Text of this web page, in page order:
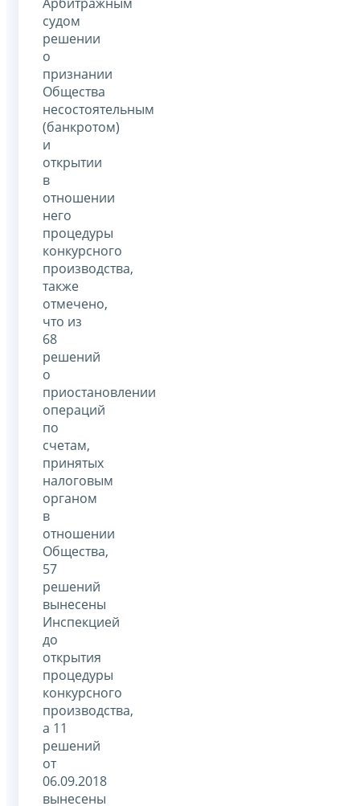
судом
решении
о
признании
Общества
несостоятельным
(банкротом)
и
открытии
в
отношении
него
процедуры
конкурсного
производства,
также
отмечено,
что из
68
решений
о
приостановлении
операций
по
счетам,
принятых
налоговым
органом
в
отношении
Общества,
57
решений
вынесены
Инспекцией
до
открытия
процедуры
конкурсного
производства,
а 11
решений
от
06.09.2018
вынесены